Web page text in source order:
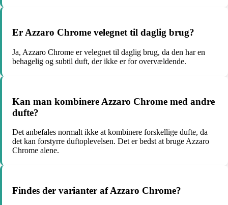
Er Azzaro Chrome velegnet til daglig brug?
Ja, Azzaro Chrome er velegnet til daglig brug, da den har en
behagelig og subtil duft, der ikke er for overvældende.
Kan man kombinere Azzaro Chrome med andre
dufte?
Det anbefales normalt ikke at kombinere forskellige dufte, da
det kan forstyrre duftoplevelsen. Det er bedst at bruge Azzaro
Chrome alene.
Findes der varianter af Azzaro Chrome?